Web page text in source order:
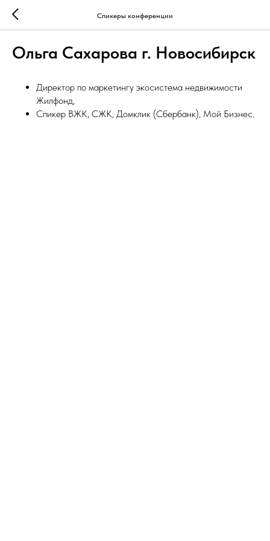
Спикеры конференции
Ольга Сахарова г. Новосибирск
Директор по маркетингу экосистема недвижимости
Жилфонд,
Спикер ВЖК, СЖК, Домклик (Сбербанк), Мой Бизнес.